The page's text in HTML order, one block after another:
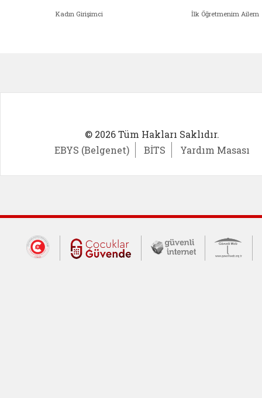
Kadın Girişimci İlk Öğretmenim Ailem
© 2026 Tüm Hakları Saklıdır.
EBYS (Belgenet)
BİTS Yardım Masası
Dış Bağlantılar
Cumhurbaşkanlığı İletişim Merkezi
Çocuklar Güvende (yeni
Güvenli